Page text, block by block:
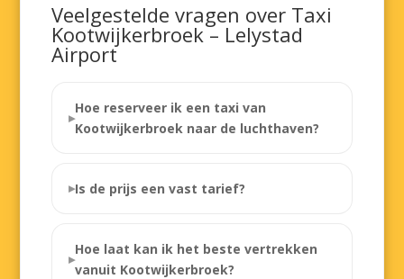
Veelgestelde vragen over Taxi
Kootwijkerbroek – Lelystad
Airport
Hoe reserveer ik een taxi van
Kootwijkerbroek naar de luchthaven?
Is de prijs een vast tarief?
Hoe laat kan ik het beste vertrekken
vanuit Kootwijkerbroek?